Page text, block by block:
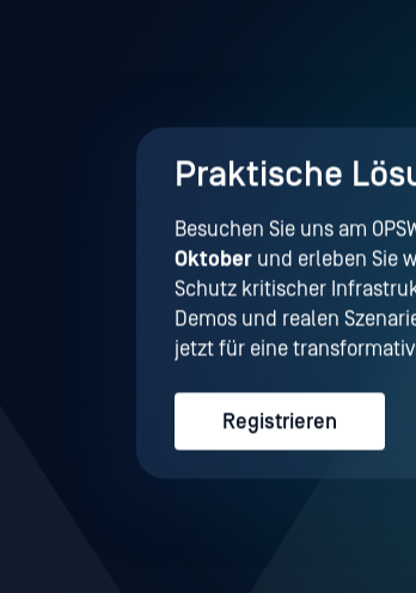
Praktische
Besuchen Sie uns am
Oktober und erleben Sie
Schutz kritischer
Demos und realen
jetzt für eine
Registrieren